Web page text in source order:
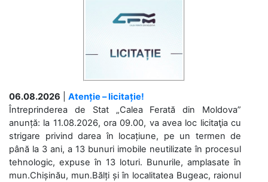
06.08.2026
Atenție – licitație!
Întreprinderea de Stat „Calea Ferată din Moldova”
anunță: la 11.08.2026, ora 09.00, va avea loc licitaţia cu
strigare privind darea în locațiune, pe un termen de
până la 3 ani, a 13 bunuri imobile neutilizate în procesul
tehnologic, expuse în 13 loturi. Bunurile, amplasate în
mun.Chișinău, mun.Bălți și în localitatea Bugeac, raionul